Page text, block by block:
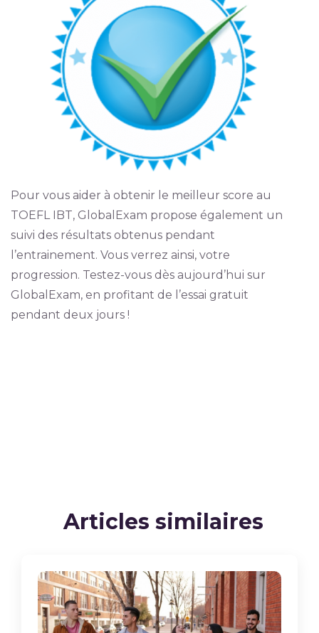
Pour vous aider à obtenir le meilleur score au
TOEFL IBT, GlobalExam propose également un
suivi des résultats obtenus pendant
l’entrainement. Vous verrez ainsi, votre
progression. Testez-vous dès aujourd’hui sur
GlobalExam, en profitant de l’essai gratuit
pendant deux jours !
Articles similaires